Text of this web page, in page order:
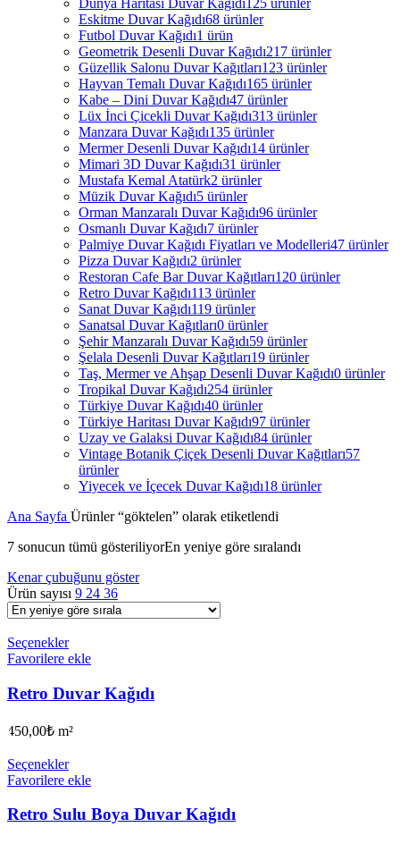
Dünya Haritası Duvar Kağıdı 125 ürünler
Eskitme Duvar Kağıdı68 ürünler
Futbol Duvar Kağıdı1 ürün
Geometrik Desenli Duvar Kağıdı217 ürünler
Güzellik Salonu Duvar Kağıtları123 ürünler
Hayvan Temalı Duvar Kağıdı165 ürünler
Kabe – Dini Duvar Kağıdı47 ürünler
Lüx İnci Çicekli Duvar Kağıdı313 ürünler
Manzara Duvar Kağıdı135 ürünler
Mermer Desenli Duvar Kağıdı14 ürünler
Mimari 3D Duvar Kağıdı31 ürünler
Mustafa Kemal Atatürk2 ürünler
Müzik Duvar Kağıdı5 ürünler
Orman Manzaralı Duvar Kağıdı96 ürünler
Osmanlı Duvar Kağıdı7 ürünler
Palmiye Duvar Kağıdı Fiyatları ve Modelleri47 ürünler
Pizza Duvar Kağıdı2 ürünler
Restoran Cafe Bar Duvar Kağıtları120 ürünler
Retro Duvar Kağıdı113 ürünler
Sanat Duvar Kağıdı119 ürünler
Sanatsal Duvar Kağıtları0 ürünler
Şehir Manzaralı Duvar Kağıdı59 ürünler
Şelala Desenli Duvar Kağıtları19 ürünler
Taş, Mermer ve Ahşap Desenli Duvar Kağıdı0 ürünler
Tropikal Duvar Kağıdı254 ürünler
Türkiye Duvar Kağıdı40 ürünler
Türkiye Haritası Duvar Kağıdı97 ürünler
Uzay ve Galaksi Duvar Kağıdı84 ürünler
Vintage Botanik Çiçek Desenli Duvar Kağıtları57
ürünler
Yiyecek ve İçecek Duvar Kağıdı18 ürünler
Ana Sayfa Ürünler “göktelen” olarak etiketlendi
7 sonucun tümü gösteriliyorEn yeniye göre sıralandı
Kenar çubuğunu göster
Ürün sayısı 9 24 36
Seçenekler
Favorilere ekle
Retro Duvar Kağıdı
450,00₺ m²
Seçenekler
Favorilere ekle
Retro Sulu Boya Duvar Kağıdı